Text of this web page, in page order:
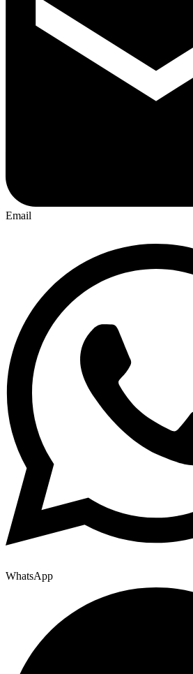
Email
WhatsApp